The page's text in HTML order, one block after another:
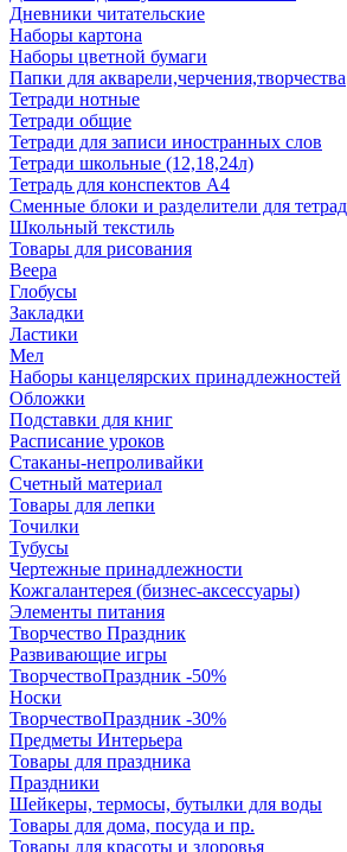
Дневники читательские
Наборы картона
Наборы цветной бумаги
Папки для акварели,черчения,творчества
Тетради нотные
Тетради общие
Тетради для записи иностранных слов
Тетради школьные (12,18,24л)
Тетрадь для конспектов А4
Сменные блоки и разделители для
Школьный текстиль
Товары для рисования
Веера
Глобусы
Закладки
Ластики
Мел
Наборы канцелярских принадлежностей
Обложки
Подставки для книг
Расписание уроков
Стаканы-непроливайки
Счетный материал
Товары для лепки
Точилки
Тубусы
Чертежные принадлежности
Кожгалантерея (бизнес-аксессуары)
Элементы питания
Творчество Праздник
Развивающие игры
ТворчествоПраздник -50%
Носки
ТворчествоПраздник -30%
Предметы Интерьера
Товары для праздника
Праздники
Шейкеры, термосы, бутылки для воды
Товары для дома, посуда и пр.
Товары для красоты и здоровья